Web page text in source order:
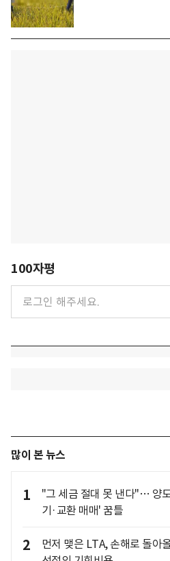
100자평
많이 본 뉴스
1
"그 세금 절대 못 낸다"… 양
기·교환 매매' 꿈틀
2
먼저 맺은 LTA, 손해로 돌아